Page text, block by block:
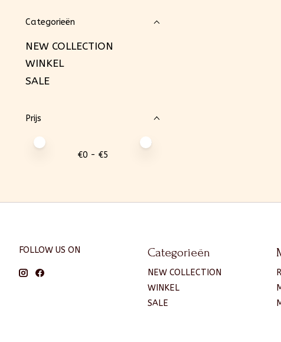
Categorieën
NEW COLLECTION
WINKEL
SALE
Prijs
Minimale prijswaarde
Price maximum value
€0 - €5
FOLLOW US ON Categorieën
NEW COLLECTION
WINKEL
SALE